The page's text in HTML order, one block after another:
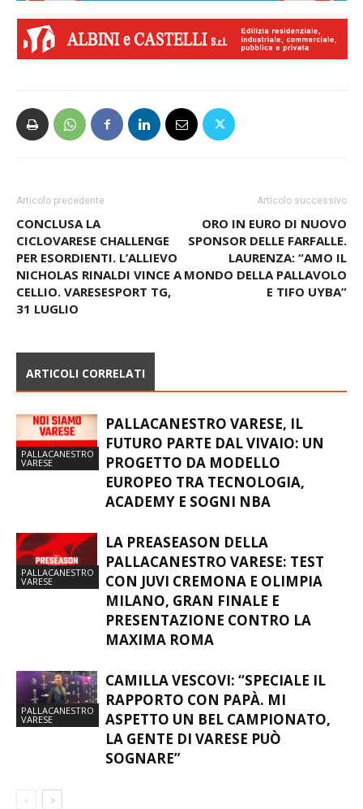
Articolo precedente
CONCLUSA LA
CICLOVARESE CHALLENGE
PER ESORDIENTI. L’ALLIEVO
NICHOLAS RINALDI VINCE A
CELLIO. VARESESPORT TG,
31 LUGLIO
Articolo successivo
ORO IN EURO DI NUOVO
SPONSOR DELLE FARFALLE.
LAURENZA: “AMO IL
MONDO DELLA PALLAVOLO
E TIFO UYBA”
ARTICOLI CORRELATI
PALLACANESTRO
VARESE
PALLACANESTRO VARESE, IL
FUTURO PARTE DAL VIVAIO: UN
PROGETTO DA MODELLO
EUROPEO TRA TECNOLOGIA,
ACADEMY E SOGNI NBA
PALLACANESTRO
VARESE
LA PREASEASON DELLA
PALLACANESTRO VARESE: TEST
CON JUVI CREMONA E OLIMPIA
MILANO, GRAN FINALE E
PRESENTAZIONE CONTRO LA
MAXIMA ROMA
PALLACANESTRO
VARESE
CAMILLA VESCOVI: “SPECIALE IL
RAPPORTO CON PAPÀ. MI
ASPETTO UN BEL CAMPIONATO,
LA GENTE DI VARESE PUÒ
SOGNARE”